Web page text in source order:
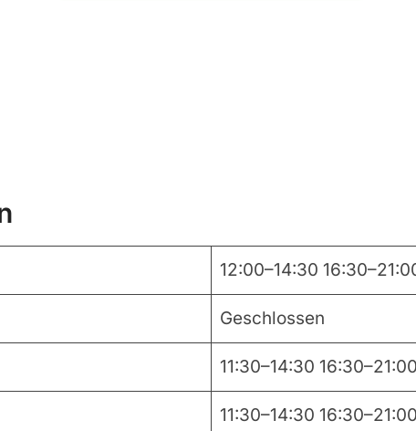
12:00–14:30
Geschlossen
11:30–14:30 16:30–21:00
11:30–14:30 16:30–21:00